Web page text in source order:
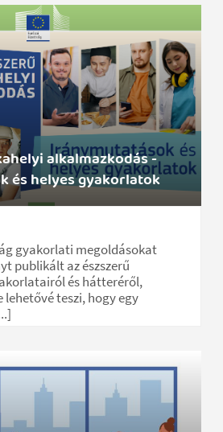
alkalmazkodás -
és helyes gyakorlatok
gyakorlati megoldásokat
publikált az észszerű
és hátteréről,
teszi, hogy egy